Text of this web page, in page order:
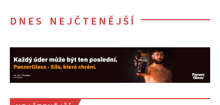
DNES NEJČTENĚJŠÍ